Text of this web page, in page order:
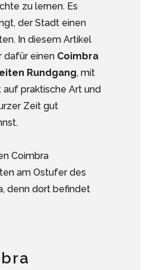
zu lernen. Es
der Stadt einen
In diesem Artikel
dafür einen Coimbra
Rundgang, mit
praktische Art und
Zeit gut
Coimbra
am Ostufer des
denn dort befindet